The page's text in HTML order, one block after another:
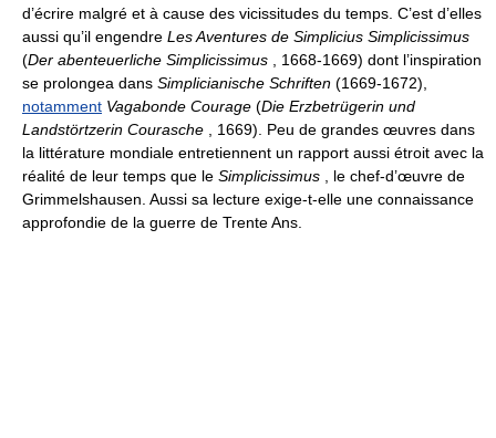
d’écrire malgré et à cause des vicissitudes du temps. C’est d’elles
aussi qu’il engendre Les Aventures de Simplicius Simplicissimus
(Der abenteuerliche Simplicissimus , 1668-1669) dont l’inspiration
se prolongea dans Simplicianische Schriften (1669-1672),
notamment Vagabonde Courage (Die Erzbetrügerin und
Landstörtzerin Courasche , 1669). Peu de grandes œuvres dans
la littérature mondiale entretiennent un rapport aussi étroit avec la
réalité de leur temps que le Simplicissimus , le chef-d’œuvre de
Grimmelshausen. Aussi sa lecture exige-t-elle une connaissance
approfondie de la guerre de Trente Ans.